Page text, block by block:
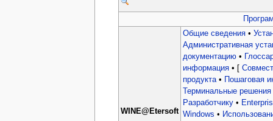
WINE@Etersoft
Общие сведения•
Административная
документацию•
информация• [
продукта•
Пошаговая
Терминальные решения
Разработчику•
Windows •